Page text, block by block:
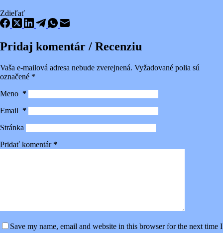
Zdieľať
Pridaj komentár / Recenziu
Vaša e-mailová adresa nebude zverejnená. Vyžadované polia sú
označené *
Meno *
Email *
Stránka
Pridať komentár*
Save my name, email and website in this browser for the next time I